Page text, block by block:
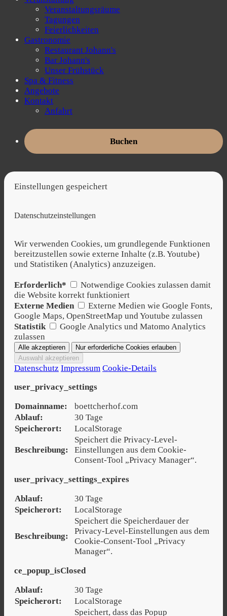
Veranstaltungsräume
Tagungen
Feierlichkeiten
Gastronomie
Restaurant Johann's
Bar Johann's
Unser Frühstück
Spa & Fitness
Angebote
Kontakt
Anfahrt
Buchen
Einstellungen gespeichert
Datenschutzeinstellungen
Wir verwenden Cookies, um grundlegende Funktionen
bereitzustellen sowie externe Inhalte (z.B. Youtube)
und Statistiken (Analytics) anzuzeigen.
Erforderlich*
Notwendige Cookies zulassen damit
die Website korrekt funktioniert
Externe Medien
Externe Medien wie Google Fonts,
Google Maps, OpenStreetMap und Youtube zulassen
Statistik
Google Analytics und Matomo Analytics
zulassen
Datenschutz Impressum Cookie-Details
user_privacy_settings
Domainname:
boettcherhof.com
Ablauf:
30 Tage
Speicherort:
LocalStorage
Beschreibung:
Speichert die Privacy-Level-
Einstellungen aus dem Cookie-
Consent-Tool „Privacy Manager“.
user_privacy_settings_expires
Ablauf:
30 Tage
Speicherort:
LocalStorage
Beschreibung:
Speichert die Speicherdauer der
Privacy-Level-Einstellungen aus dem
Cookie-Consent-Tool „Privacy
Manager“.
ce_popup_isClosed
Ablauf:
30 Tage
Speicherort:
LocalStorage
Speichert, dass das Popup